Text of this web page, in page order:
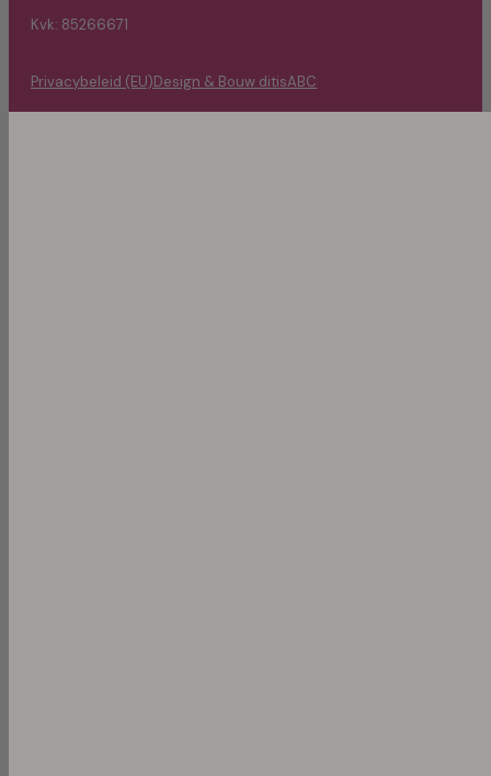
Kvk: 85266671
Privacybeleid (EU)Design & Bouw ditisABC